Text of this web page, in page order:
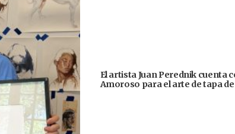
El artista Juan Perednik cuenta
Amoroso para el arte de tapa